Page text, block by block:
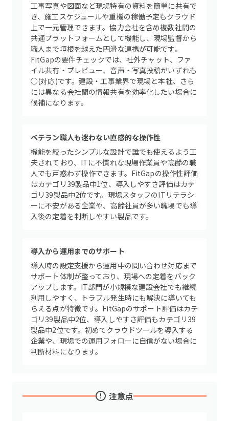
工事写真や図面など現場特有の資料を簡単に共有で
き、施工スケジュールや重機の稼働予定もクラウド
上で一元管理できます。協力会社を含め複数社間の
共通プラットフォームとして機能し、現場監督から
職人まで垣根を越えた円滑な連携が可能です。
FitGapの要件チェックでは、社外チャット、ファ
イル共有・プレビュー、音声・写真投稿がいずれも
○(対応)です。建設・工事業界で現場と本社、さら
には異なる会社間の情報共有を効率化したい場合に
候補になります。
ベテラン職人も迷わない直感的な操作性
機能を絞ったシンプルな設計で誰でも使えるよう工
夫されており、ITに不慣れな現場作業員や高齢の職
人でも戸惑わず操作できます。FitGapの操作性評価
はカテゴリ39製品中1位、導入しやすさ評価はカテ
ゴリ39製品中2位です。現場スタッフのITリテラシ
ーに不安がある企業や、高齢社員が多い職場でも導
入後の定着を判断しやすい製品です。
導入から運用までのサポート
導入時の設定支援から運用中の問い合わせ対応まで
サポート体制が整っており、現場への定着をバック
アップします。IT部門が小規模な建設会社でも継続
利用しやすく、トラブル発生時にも解決に導いても
らえる点が特徴です。FitGapのサポート評価はカテ
ゴリ39製品中2位、導入しやすさ評価もカテゴリ39
製品中2位です。初めてクラウドツールを導入する
企業や、現場での運用フォローに自信がない場合に
判断材料になります。
注意点